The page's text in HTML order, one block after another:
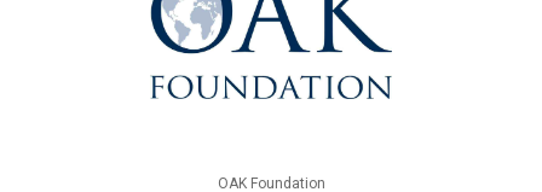
OAK Foundation